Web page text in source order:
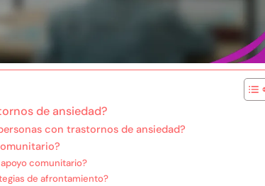
de ansiedad?
con trastornos de ansiedad?
comunitario?
de afrontamiento?